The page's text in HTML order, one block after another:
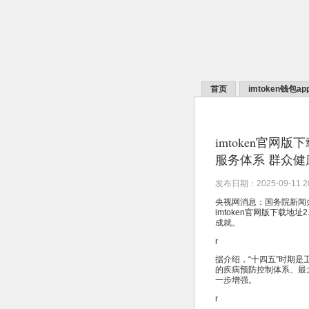
首页 imtoken钱包
imtoken官网版
服务体系 群众健
发布日期：2025-09-11
央视网消息：国务院新闻
imtoken官网版下载地址
成就。
r
据介绍，“十四五”时期
的疾病预防控制体系、
一步增强。
r